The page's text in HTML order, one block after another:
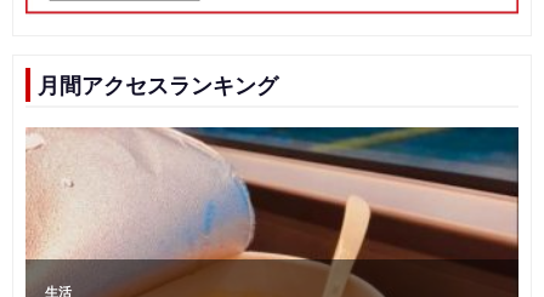
月間アクセスランキング